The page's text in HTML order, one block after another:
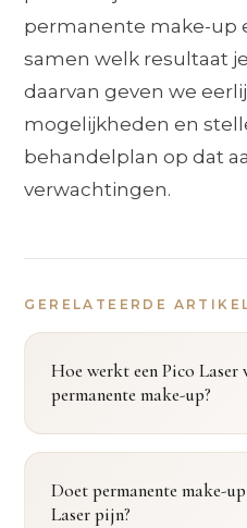
permanente make-up
samen welk resultaat
daarvan geven we
mogelijkheden en
behandelplan op dat
verwachtingen.
GERELATEERDE
Hoe werkt een Pico
permanente make-up?
Doet permanente make-
Laser pijn?